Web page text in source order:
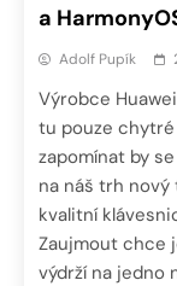
a
Adolf Pupík
Výrobce
tu pouze
zapomínat by
na náš trh nový
kvalitní
Zaujmout chce
výdrží na jedno